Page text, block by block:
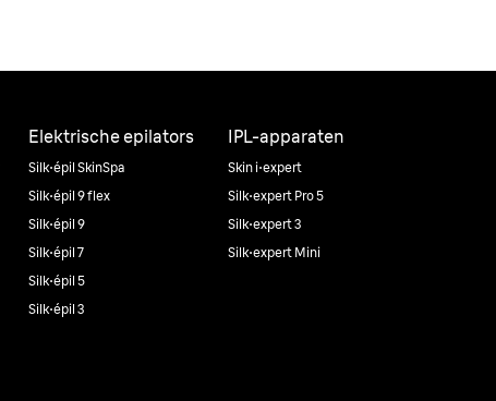
Elektrische epilators
Silk·épil SkinSpa
Silk·épil 9 flex
Silk·épil 9
Silk·épil 7
Silk·épil 5
Silk·épil 3
IPL-apparaten
Skin i·expert
Silk·expert Pro 5
Silk·expert 3
Silk·expert Mini